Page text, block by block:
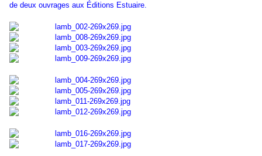
de deux ouvrages aux Éditions Estuaire.